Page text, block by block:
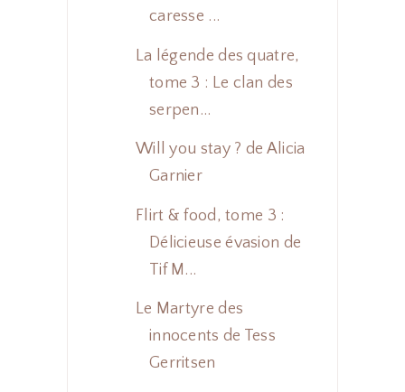
caresse ...
La légende des quatre,
tome 3 : Le clan des
serpen...
Will you stay ? de Alicia
Garnier
Flirt & food, tome 3 :
Délicieuse évasion de
Tif M...
Le Martyre des
innocents de Tess
Gerritsen